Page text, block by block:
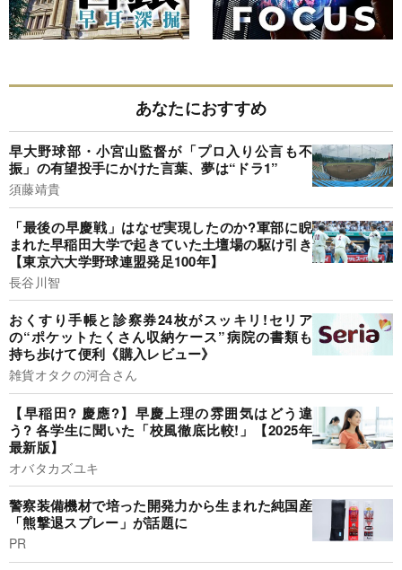
あなたにおすすめ
早大野球部・小宮山監督が「プロ入り公言も不
振」の有望投手にかけた言葉、夢は“ドラ1”
須藤靖貴
「最後の早慶戦」はなぜ実現したのか?軍部に睨
まれた早稲田大学で起きていた土壇場の駆け引き
【東京六大学野球連盟発足100年】
長谷川智
おくすり手帳と診察券24枚がスッキリ!セリア
の“ポケットたくさん収納ケース”病院の書類も
持ち歩けて便利《購入レビュー》
雑貨オタクの河合さん
【早稲田? 慶應?】早慶上理の雰囲気はどう違
う? 各学生に聞いた「校風徹底比較!」【2025年
最新版】
オバタカズユキ
警察装備機材で培った開発力から生まれた純国産
「熊撃退スプレー」が話題に
PR